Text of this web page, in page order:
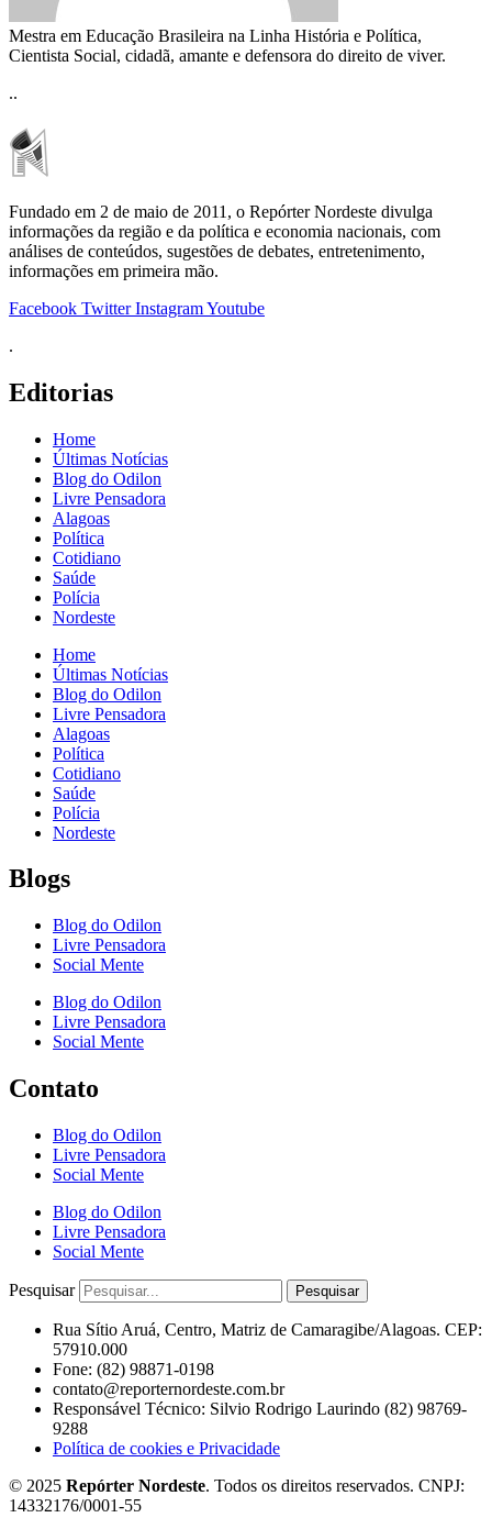
Mestra em Educação Brasileira na Linha História e Política,
Cientista Social, cidadã, amante e defensora do direito de viver.
..
Fundado em 2 de maio de 2011, o Repórter Nordeste divulga
informações da região e da política e economia nacionais, com
análises de conteúdos, sugestões de debates, entretenimento,
informações em primeira mão.
Facebook Twitter InstagramYoutube
.
Editorias
Home
Últimas Notícias
Blog do Odilon
Livre Pensadora
Alagoas
Política
Cotidiano
Saúde
Polícia
Nordeste
Home
Últimas Notícias
Blog do Odilon
Livre Pensadora
Alagoas
Política
Cotidiano
Saúde
Polícia
Nordeste
Blogs
Blog do Odilon
Livre Pensadora
Social Mente
Blog do Odilon
Livre Pensadora
Social Mente
Contato
Blog do Odilon
Livre Pensadora
Social Mente
Blog do Odilon
Livre Pensadora
Social Mente
Pesquisar Pesquisar
Rua Sítio Aruá, Centro, Matriz de Camaragibe/Alagoas. CEP:
57910.000
Fone: (82) 98871-0198
contato@reporternordeste.com.br
Responsável Técnico: Silvio Rodrigo Laurindo (82) 98769-
9288
Política de cookies e Privacidade
© 2025 Repórter Nordeste. Todos os direitos reservados. CNPJ:
14332176/0001-55